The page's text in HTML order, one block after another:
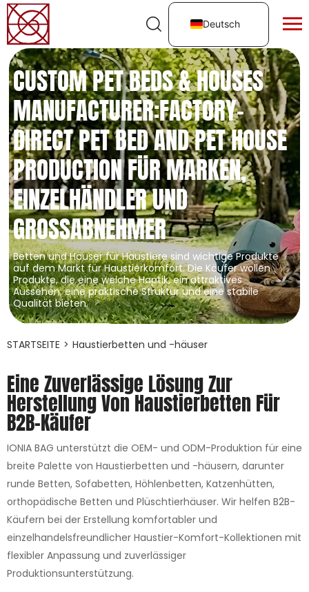
Deutsch
CUSTOM PET BEDS & HOUSES
MANUFACTURER:FACTORY-
DIRECT PET BED AND PET HOUSE
PRODUCTION FÜR MARKEN,
EINZELHÄNDLER UND
GROSSABNEHMER
Betten und Häuser für Haustiere sind wichtige Produkte
auf dem Markt für Haustierkomfort. Die Käufer wollen
Produkte, die eine weiche Haptik, ein attraktives
Aussehen, eine praktische Struktur und eine stabile
Qualität bieten.
STARTSEITE > Haustierbetten und -häuser
Eine Zuverlässige Lösung Zur
Herstellung Von Haustierbetten Für
B2B-Käufer
IONIA BAG unterstützt die OEM- und ODM-Produktion für eine
breite Palette von Haustierbetten und -häusern, darunter
runde Betten, Sofabetten, Höhlenbetten, Katzenhütten,
orthopädische Betten und Plüschtierhäuser. Wir helfen B2B-
Käufern bei der Erstellung komfortabler und
einzelhandelsfreundlicher Haustier-Komfort-Kollektionen mit
flexibler Anpassung und zuverlässiger
Produktionsunterstützung.